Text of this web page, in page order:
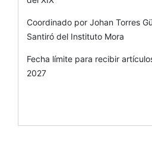
Coordinado por Johan Torres
Santiró del Instituto Mora
Fecha límite para recibir
2027